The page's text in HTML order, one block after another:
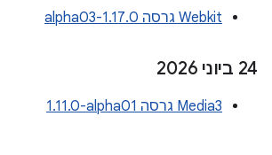
Webkit גרסה 1.17.0-alpha03
‫24 ביוני 2026
Media3 גרסה ‎1.11.0-alpha01